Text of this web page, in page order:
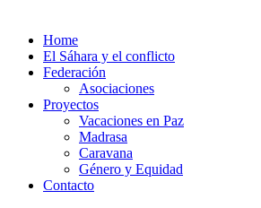
Home
El Sáhara y el conflicto
Federación
Asociaciones
Proyectos
Vacaciones en Paz
Madrasa
Caravana
Género y Equidad
Contacto